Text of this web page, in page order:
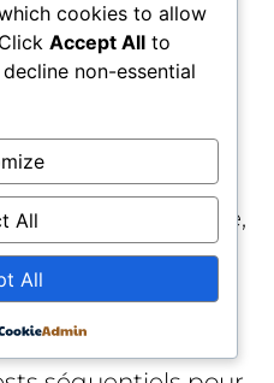
et des
choses à la
l’enchère,
vous rendrez
impossible. Isolez
procédez par
cookies to allow
Accept All to
non-essential
All
All